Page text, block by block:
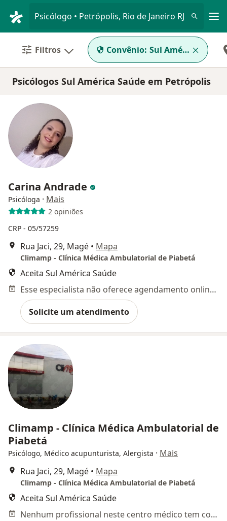
Psicólogo • Petrópolis, Rio de Janeiro RJ
Filtros Convênio: Sul América Saúde
Psicólogos Sul América Saúde em Petrópolis
Carina Andrade
Psicóloga · Mais
2 opiniões
CRP - 05/57259
Rua Jaci, 29, Magé • Mapa
Climamp - Clínica Médica Ambulatorial de Piabetá
Aceita Sul América Saúde
Esse especialista não oferece agendamento online para esse endereço.
Solicite um atendimento
Climamp - Clínica Médica Ambulatorial de
Piabetá
Psicólogo, Médico acupunturista, Alergista · Mais
Rua Jaci, 29, Magé • Mapa
Climamp - Clínica Médica Ambulatorial de Piabetá
Aceita Sul América Saúde
Nenhum profissional neste centro médico tem consultas disponíveis